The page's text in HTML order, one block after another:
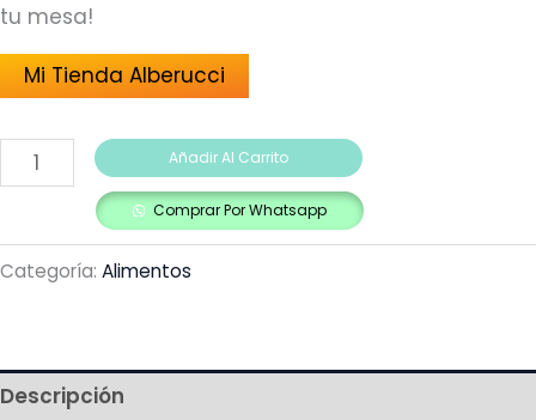
tu mesa!
Mi Tienda Alberucci
Añadir Al Carrito
Comprar Por Whatsapp
Categoría: Alimentos
Descripción